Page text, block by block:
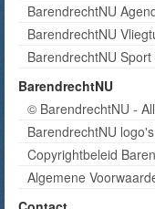
BarendrechtNU
BarendrechtNU
BarendrechtNU Sport
BarendrechtNU
© BarendrechtNU -
BarendrechtNU
Copyrightbeleid
Algemene